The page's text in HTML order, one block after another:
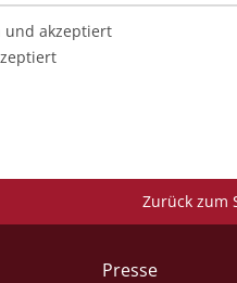
und akzeptiert
Zurück zum
Presse